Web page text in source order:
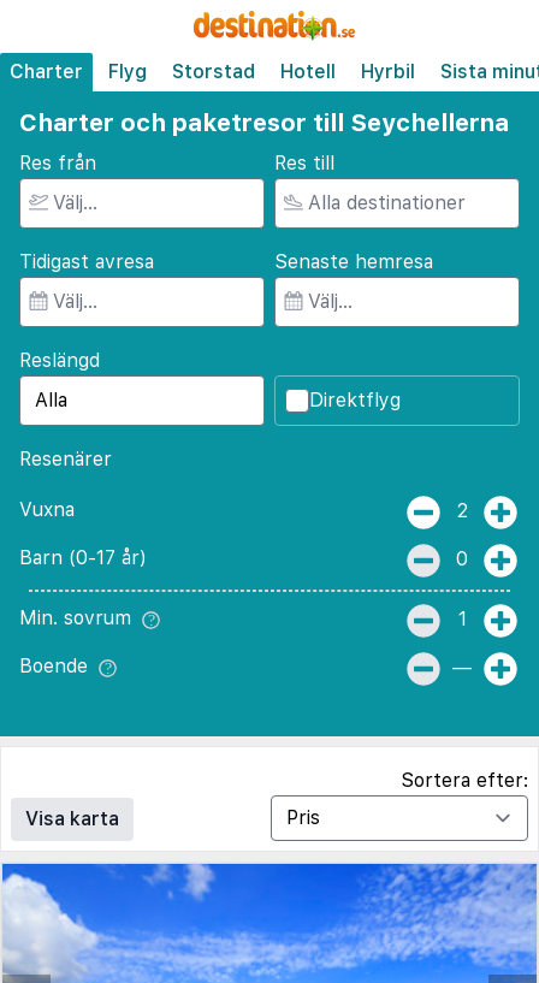
Charter Flyg Storstad Hotell Hyrbil Sista
Charter och paketresor till Seychellerna
Res från Res till
Tidigast avresa Senaste hemresa
Reslängd
Direktflyg
Resenärer
Vuxna 2
Barn (0-17 år) 0
Min. sovrum 1
Boende —
Visa karta
Sortera efter: